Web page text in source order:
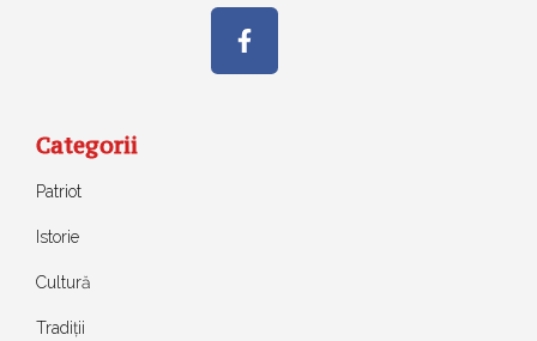
Categorii
Patriot
Istorie
Cultură
Tradiții